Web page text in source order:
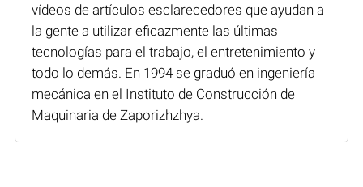
vídeos de artículos esclarecedores que ayudan a
la gente a utilizar eficazmente las últimas
tecnologías para el trabajo, el entretenimiento y
todo lo demás. En 1994 se graduó en ingeniería
mecánica en el Instituto de Construcción de
Maquinaria de Zaporizhzhya.